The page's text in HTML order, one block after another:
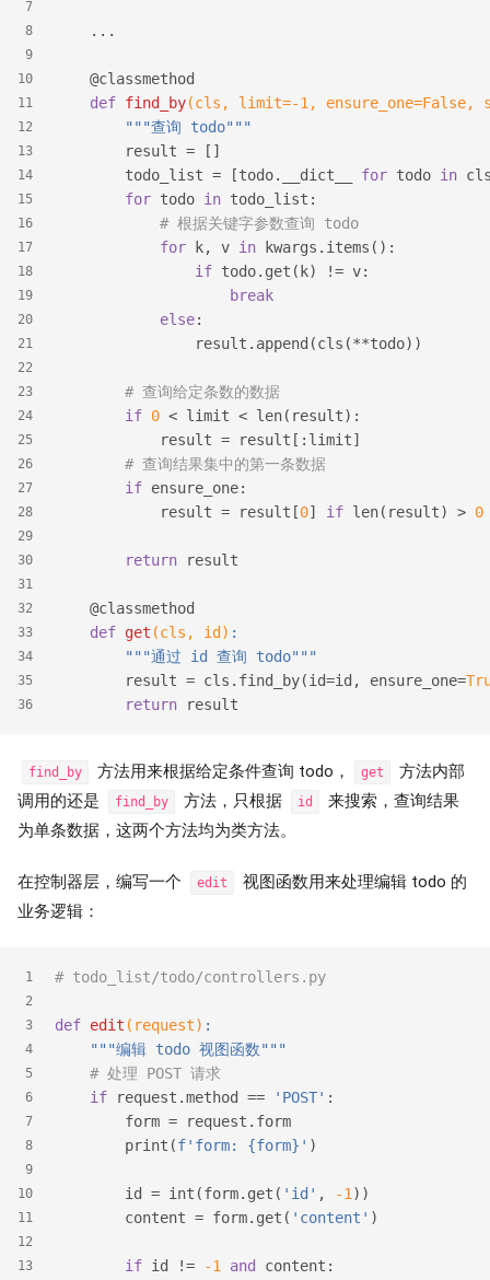
7
8
9
10
11
12
13
14
15
16
17
18
19
20
21
22
23
24
25
26
27
28
29
30
31
32
33
34
35
36
    ...
    @classmethod
def find_by(cls, limit=-1 ,
"""查询 todo"""
        result = []
        todo_list = [todo.__dict__
for todo in
for todo in todo_list:
# 根据关键字参数查询 todo
for k, v in kwargs.items():
if todo.get(k) != v:
break
else:
                result.append(cls(**todo))
# 查询给定条数的数据
if 0 < limit < len(result):
            result = result[:limit]
# 查询结果集中的第一条数据
if ensure_one:
            result = result[
0] if len(result) > 0
return result
    @classmethod
def get (cls, id) :
"""通过 id 查询 todo"""
        result = cls.find_by(id=id, ensure_one=
return result
find_by 方法用来根据给定条件查询 todo， get
方法内部
调用的还是
find_by 方法，只根据 id
来搜索，查询结果
为单条数据，这两个方法均为类方法。
在控制器层，编写一个 edit
视图函数用来处理编辑 todo 的
业务逻辑：
1
2
3
4
5
6
7
8
9
10
11
12
13
# todo_list/todo/controllers.py
def edit (request) :
"""编辑 todo 视图函数"""
# 处理 POST 请求
if request.method == 'POST' :
        form = request.form
        print(
f'form: {form} ' )
        id = int(form.get(
'id' , -1 ))
        content = form.get(
'content' )
if id != -1 and
content: